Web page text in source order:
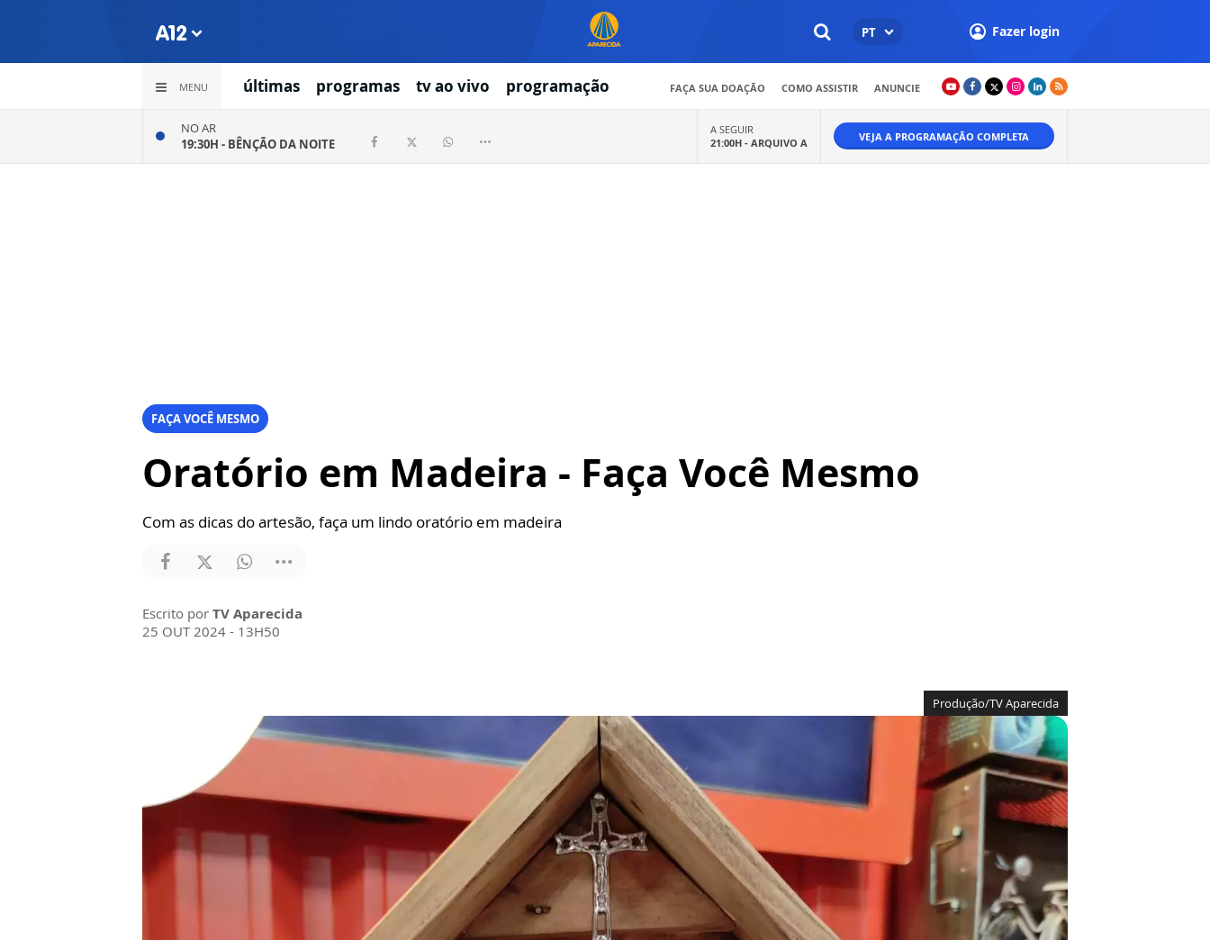
PT Fazer login
MENU últimas programas tv ao vivo programação FAÇA SUA DOAÇÃO COMO ASSISTIR ANUNCIE
NO AR
19:30H - BÊNÇÃO DA NOITE
A SEGUIR
21:00H - ARQUIVO A VEJA A PROGRAMAÇÃO COMPLETA
FAÇA VOCÊ MESMO
Oratório em Madeira - Faça Você Mesmo
Com as dicas do artesão, faça um lindo oratório em madeira
Escrito por TV Aparecida
25 OUT 2024 - 13H50
Produção/TV Aparecida